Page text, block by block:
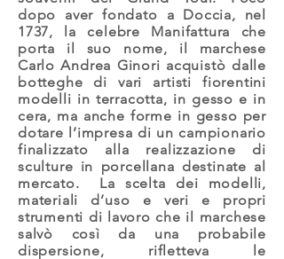
dopo aver fondato a Doccia, nel
1737, la celebre Manifattura che
porta il suo nome, il marchese
Carlo Andrea Ginori acquistò dalle
botteghe di vari artisti fiorentini
modelli in terracotta, in gesso e in
cera, ma anche forme in gesso per
dotare l’impresa di un campionario
finalizzato alla realizzazione di
sculture in porcellana destinate al
mercato. La scelta dei modelli,
materiali d’uso e veri e propri
strumenti di lavoro che il marchese
salvò così da una probabile
dispersione, rifletteva le